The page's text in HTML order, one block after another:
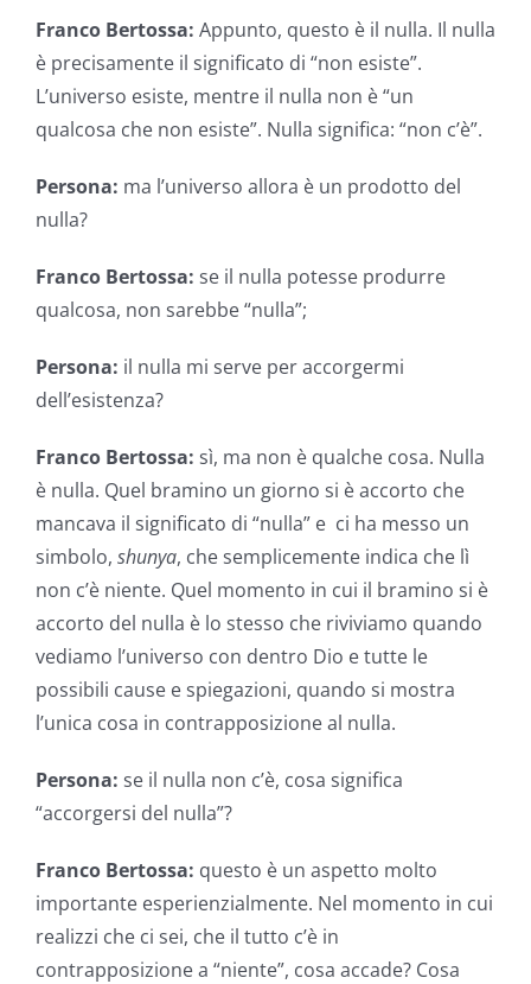
Franco Bertossa: Appunto, questo è il nulla. Il nulla
è precisamente il significato di “non esiste”.
L’universo esiste, mentre il nulla non è “un
qualcosa che non esiste”. Nulla significa: “non c’è”.
Persona: ma l’universo allora è un prodotto del
nulla?
Franco Bertossa: se il nulla potesse produrre
qualcosa, non sarebbe “nulla”;
Persona: il nulla mi serve per accorgermi
dell’esistenza?
Franco Bertossa: sì, ma non è qualche cosa. Nulla
è nulla. Quel bramino un giorno si è accorto che
mancava il significato di “nulla” e ci ha messo un
simbolo, shunya, che semplicemente indica che lì
non c’è niente. Quel momento in cui il bramino si è
accorto del nulla è lo stesso che riviviamo quando
vediamo l’universo con dentro Dio e tutte le
possibili cause e spiegazioni, quando si mostra
l’unica cosa in contrapposizione al nulla.
Persona: se il nulla non c’è, cosa significa
“accorgersi del nulla”?
Franco Bertossa: questo è un aspetto molto
importante esperienzialmente. Nel momento in cui
realizzi che ci sei, che il tutto c’è in
contrapposizione a “niente”, cosa accade? Cosa